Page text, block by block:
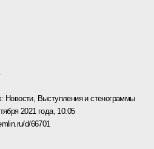
Новости, Выступления и стенограммы
2021 года, 10:05
d/66701